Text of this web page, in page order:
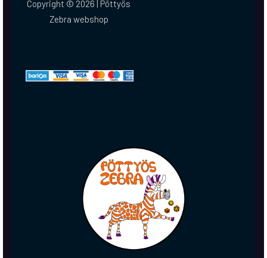
Copyright © 2026 | Pöttyös
Zebra webshop